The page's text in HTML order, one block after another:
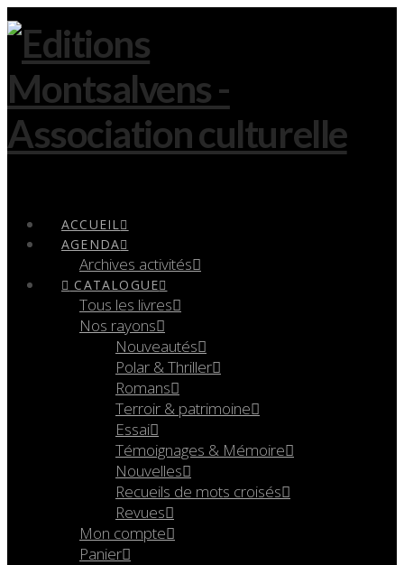
ACCUEIL
AGENDA
Archives activités
CATALOGUE
Tous les livres
Nos rayons
Nouveautés
Polar & Thriller
Romans
Terroir & patrimoine
Essai
Témoignages & Mémoire
Nouvelles
Recueils de mots croisés
Revues
Mon compte
Panier